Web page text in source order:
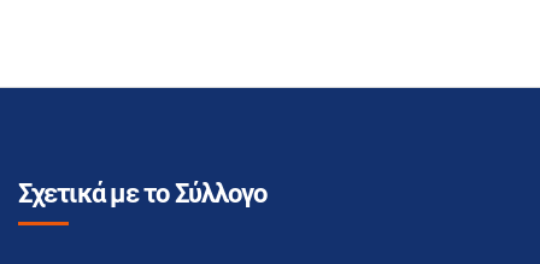
Σχετικά με το Σύλλογο